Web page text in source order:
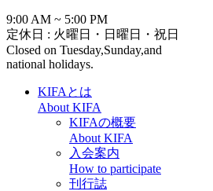
9:00 AM ~ 5:00 PM
定休日 : 火曜日・日曜日・祝日
Closed on Tuesday,Sunday,and
national holidays.
KIFAとは
About KIFA
KIFAの概要
About KIFA
入会案内
How to participate
刊行誌